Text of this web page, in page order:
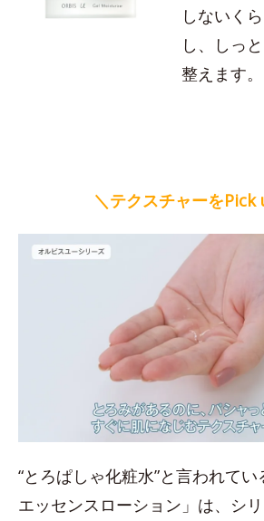
しないく
し、しっ
整えます。
＼テクスチャーをPick
“とろぱしゃ化粧水”と言われて
エッセンスローション」は、シ